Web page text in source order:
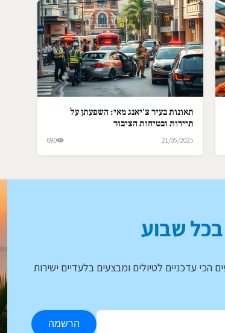
תאונות בעיר צ'יאנג מאי: השפעתן על
תיירות ובטיחות הציבור
21/05/2025
690
שבוע
עדכניים לטיולים ומבצעים בלעדיים ישירות
הרשמה